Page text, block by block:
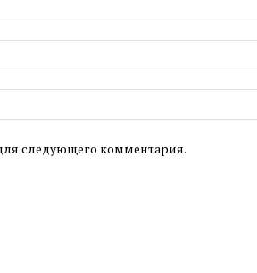
следующего комментария.